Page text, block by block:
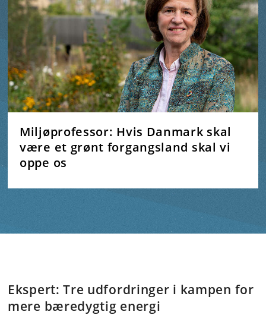
Miljøprofessor: Hvis Danmark skal
være et grønt forgangsland skal vi
oppe os
Ekspert: Tre udfordringer i kampen for
mere bæredygtig energi